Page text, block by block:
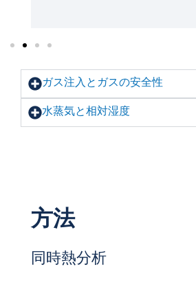
ガス注入とガスの安全性
水蒸気と相対湿度
方法
同時熱分析